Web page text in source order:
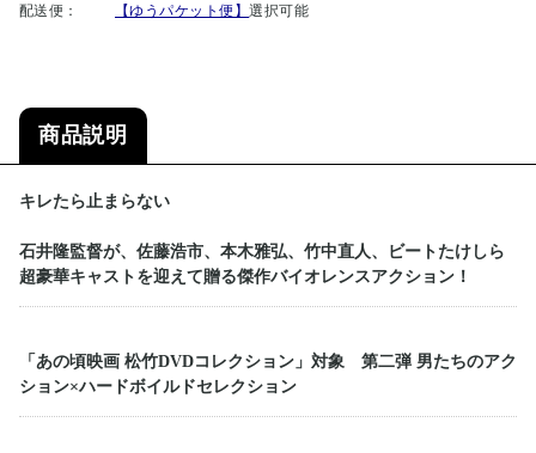
配送便：
【ゆうパケット便】選択可能
商品説明
キレたら止まらない
石井隆監督が、佐藤浩市、本木雅弘、竹中直人、ビートたけしら
超豪華キャストを迎えて贈る傑作バイオレンスアクション！
「あの頃映画 松竹DVDコレクション」対象 第二弾 男たちのアク
ション×ハードボイルドセレクション